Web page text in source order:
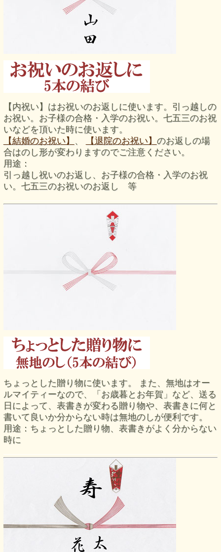
【内祝い】はお祝いのお返しに使います。引っ越しの
お祝い。お子様の合格・入学のお祝い。七五三のお祝
いなどを頂いた時に使います。
【結婚のお祝い】
、 【退院のお祝い】 のお返しの場
合はのし形が変わりますのでご注意ください。
用途：
引っ越し祝いのお返し、お子様の合格・入学のお祝
い。七五三のお祝いのお返し 等
ちょっとした贈り物に使います。 また、無地はオー
ルマイティーなので、「お歳暮とお年賀」など、送る
日によって、表書きが変わる贈り物や、表書きに何と
書いて良いか分からない時は無地のしが便利です。
用途：ちょっとした贈り物、表書きがよく分からない
時に